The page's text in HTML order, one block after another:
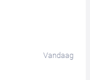
Vandaag